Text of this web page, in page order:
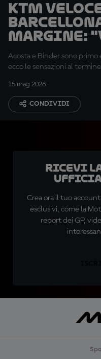
KTM
margine:
Acosta e Binder sono
ecco le sensazioni al
15 mag 2026
CONDIVIDI
Ricevi
Crea ora il tuo
esclusivi, come la
report dei GP,